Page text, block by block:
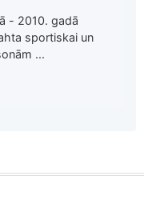
- 2010. gadā
sportiskai un
...